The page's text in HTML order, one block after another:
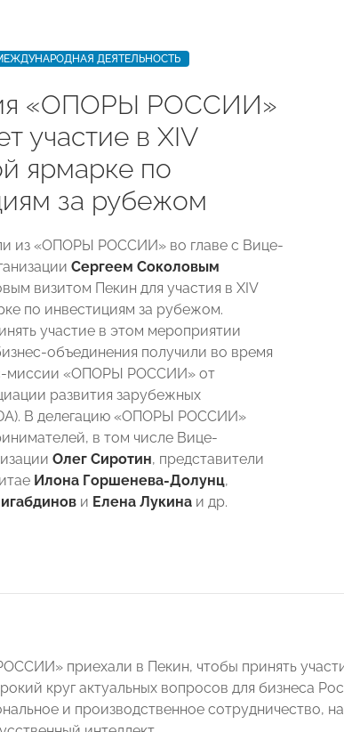
ДЕЯТЕЛЬНОСТЬ
«ОПОРЫ РОССИИ»
участие в XIV
ярмарке по
за рубежом
из «ОПОРЫ РОССИИ» во главе с Вице-
Сергеем Соколовым
визитом Пекин для участия в XIV
по инвестициям за рубежом.
участие в этом мероприятии
объединения получили во время
миссии «ОПОРЫ РОССИИ» от
развития зарубежных
В делегацию «ОПОРЫ РОССИИ»
в том числе Вице-
Олег Сиротин, представители
Илона Горшенева-Долунц,
и Елена Лукина и др.
приехали в Пекин, чтобы принять
круг актуальных вопросов для бизнеса
и производственное сотрудничество,